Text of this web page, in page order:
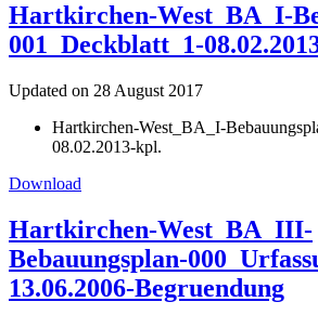
Hartkirchen-West_BA_I-
001_Deckblatt_1-
Updated on 28 August 2017
Hartkirchen-West_BA_I-
08.02.2013-kpl.
Download
Hartkirchen-West_BA_III-
Bebauungsplan-
13.06.2006-Begruendung